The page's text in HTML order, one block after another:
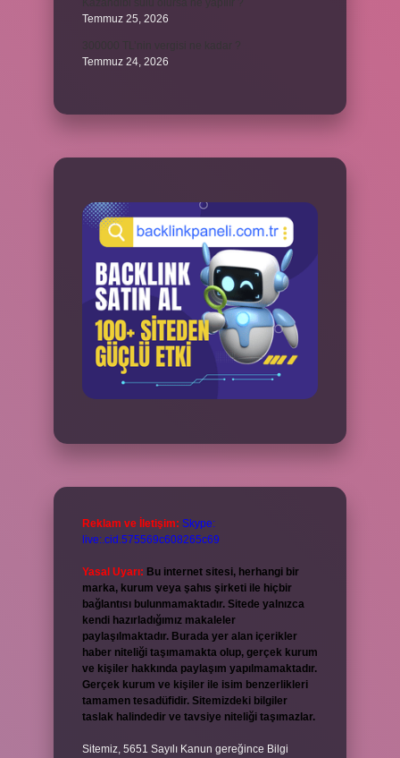
Temmuz 25, 2026
Temmuz 24, 2026
Reklam ve İletişim: Skype:
live:.cid.575569c608265c69
Yasal Uyarı: Bu internet sitesi, herhangi bir
marka, kurum veya şahıs şirketi ile hiçbir
bağlantısı bulunmamaktadır. Sitede yalnızca
kendi hazırladığımız makaleler
paylaşılmaktadır. Burada yer alan içerikler
haber niteliği taşımamakta olup, gerçek kurum
ve kişiler hakkında paylaşım yapılmamaktadır.
Gerçek kurum ve kişiler ile isim benzerlikleri
tamamen tesadüfidir. Sitemizdeki bilgiler
taslak halindedir ve tavsiye niteliği taşımazlar.
Sitemiz, 5651 Sayılı Kanun gereğince Bilgi